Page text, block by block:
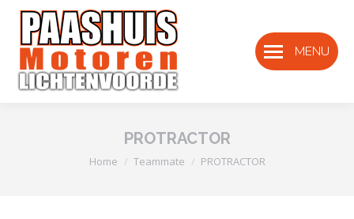
MENU
PROTRACTOR
Je bent hier:
Home Teammate PROTRACTOR